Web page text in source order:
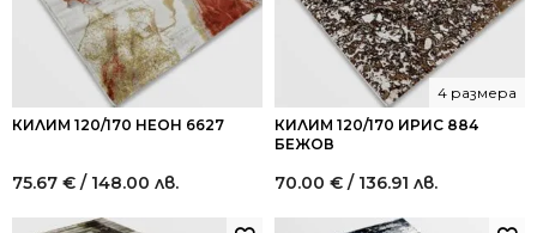
КИЛИМ 120/170 НЕОН 6627
75.67 € / 148.00 лв.
КИЛИМ 120/170 ИРИС 884
БЕЖОВ
4 размера
70.00 € / 136.91 лв.